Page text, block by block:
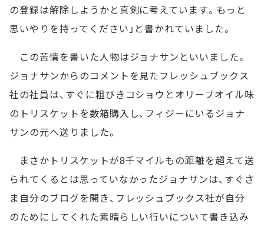
の登録は解除しようかと真剣に考えています。もっと
思いやりを持ってください」と書かれていました。
この苦情を書いた人物はジョナサンといいました。
ジョナサンからのコメントを見たフレッシュブックス
社の社員は、すぐに粗びきコショウとオリーブオイル味
のトリスケットを数箱購入し、フィジーにいるジョナ
サンの元へ送りました。
まさかトリスケットが8千マイルもの距離を超えて送
られてくるとは思っていなかったジョナサンは、すぐさ
ま自分のブログを開き、フレッシュブックス社が自分
のためにしてくれた素晴らしい行いについて書き込み